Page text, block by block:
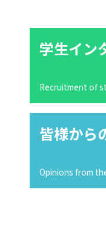
学生イン
Recruitment of
皆様から
Opinions from